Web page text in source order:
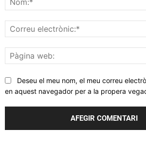
Deseu el meu nom, el meu correu
en aquest navegador per a la propera